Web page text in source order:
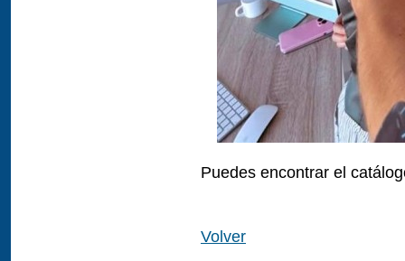
Puedes encontrar el
Volver